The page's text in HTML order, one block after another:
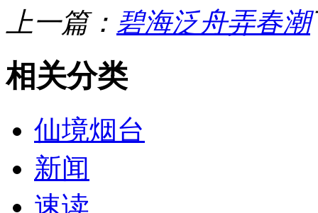
上一篇： 碧海泛舟弄春潮
相关分类
仙境烟台
新闻
速读